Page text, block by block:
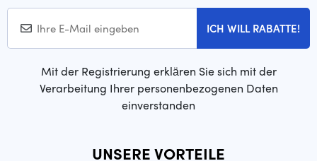
ICH WILL RABATTE!
Mit der Registrierung erklären Sie sich mit der
Verarbeitung Ihrer personenbezogenen Daten
einverstanden
UNSERE VORTEILE